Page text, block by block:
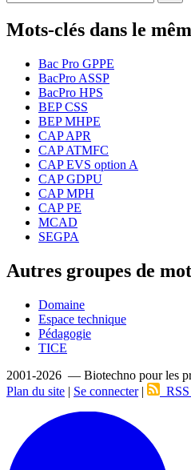
Mots-clés dans le
Bac Pro GPPE
BacPro ASSP
BacPro HPS
BEP CSS
BEP MHPE
CAP APR
CAP ATMFC
CAP EVS option A
CAP GDPU
CAP MPH
CAP PE
MCAD
SEGPA
Autres groupes de
Domaine
Espace technique
Pédagogie
TICE
2001-2026 — Biotechno pour les
Plan du site | Se connecter|